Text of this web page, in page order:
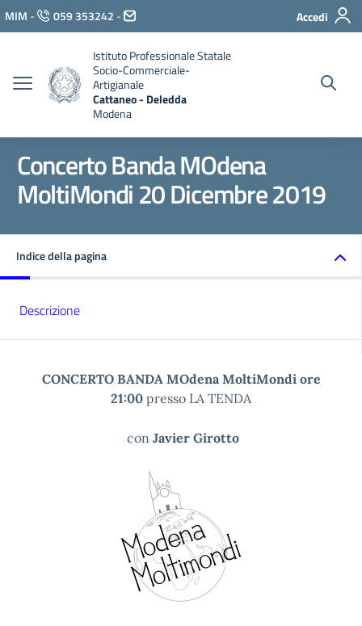
Vai ai contenuti
Vai al menu di navigazione
Vai al footer
MIM - 059 353242 - Accedi
Istituto Professionale Statale
Socio-Commerciale-
Artigianale
Cattaneo - Deledda
Modena
Concerto Banda MOdena
MoltiMondi 20 Dicembre 2019
Indice della pagina
Descrizione
CONCERTO BANDA MOdena MoltiMondi ore
21:00 presso LA TENDA
con Javier Girotto